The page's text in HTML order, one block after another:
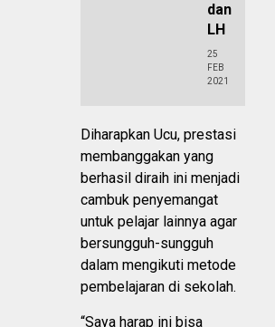
dan
LH
25
FEB
2021
Diharapkan Ucu, prestasi
membanggakan yang
berhasil diraih ini menjadi
cambuk penyemangat
untuk pelajar lainnya agar
bersungguh-sungguh
dalam mengikuti metode
pembelajaran di sekolah.
“Saya harap ini bisa